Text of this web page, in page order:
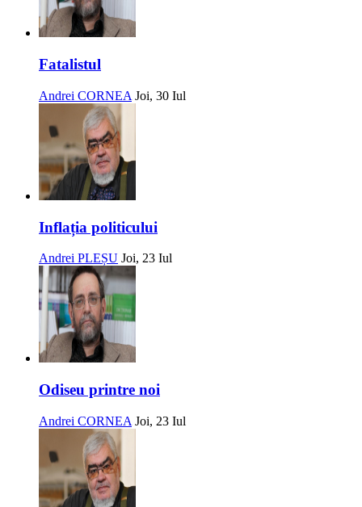
Fatalistul
Andrei CORNEA Joi, 30 Iul
Inflația politicului
Andrei PLEȘU Joi, 23 Iul
Odiseu printre noi
Andrei CORNEA Joi, 23 Iul